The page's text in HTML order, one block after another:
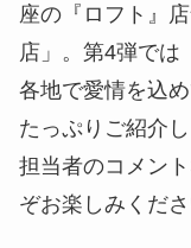
座の『ロフト』
店」。第4弾では
各地で愛情を込
たっぷりご紹介
担当者のコメン
ぞお楽しみくださ